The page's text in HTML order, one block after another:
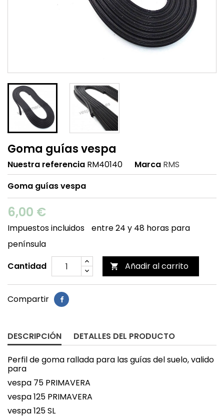
Goma guías vespa
Nuestra referencia RM40140 Marca RMS
Goma guías vespa
6,00 €
Impuestos incluidos
entre 24 y 48 horas para
península
Cantidad
 Añadir al carrito
Compartir
DESCRIPCIÓN DETALLES DEL PRODUCTO
Perfil de goma rallada para las guías del suelo, valido
para
vespa 75 PRIMAVERA
vespa 125 PRIMAVERA
vespa 125 SL